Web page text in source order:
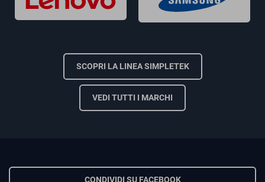
SCOPRI LA LINEA SIMPLETEK
VEDI TUTTI I MARCHI
CONDIVIDI SU FACEBOOK